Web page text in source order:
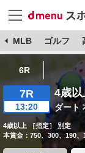
MLB ゴルフ
6R
7R
13:20
4歳以
ダート
4歳以上 ［指定］ 別定
本賞金：750、300、190、